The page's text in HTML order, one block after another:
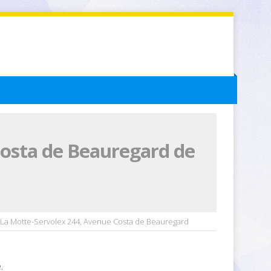
de Beauregard de
Motte-Servolex 244, Avenue Costa de Beauregard